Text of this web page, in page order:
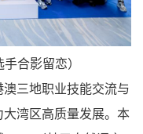
合影留恋）
三地职业技能交流与
湾区高质量发展。本